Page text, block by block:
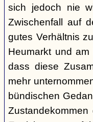
sich jedoch nie
Zwischenfall auf
gutes Verhältnis
Heumarkt und
dass diese
mehr
bündischen